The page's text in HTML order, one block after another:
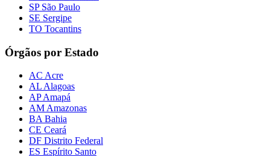
SP São Paulo
SE Sergipe
TO Tocantins
Órgãos por Estado
AC Acre
AL Alagoas
AP Amapá
AM Amazonas
BA Bahia
CE Ceará
DF Distrito Federal
ES Espírito Santo